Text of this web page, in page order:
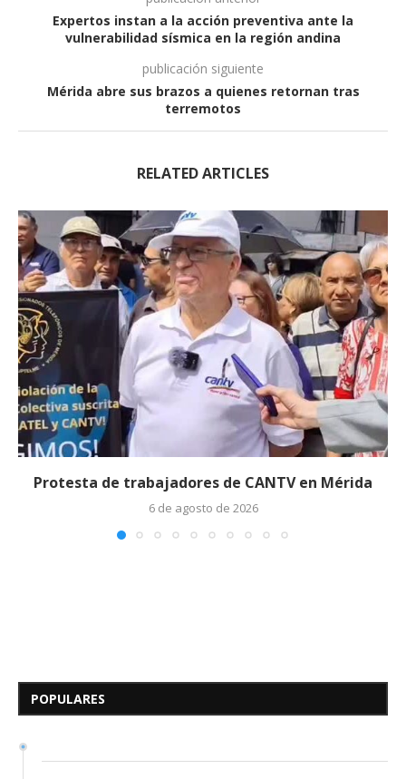
Expertos instan a la acción preventiva ante la
vulnerabilidad sísmica en la región andina
publicación siguiente
Mérida abre sus brazos a quienes retornan tras
terremotos
RELATED ARTICLES
Protesta de trabajadores de CANTV en Mérida
6 de agosto de 2026
POPULARESDesconocidos del...